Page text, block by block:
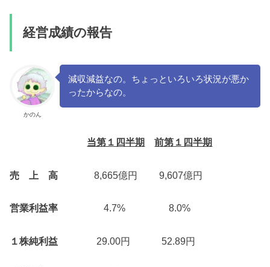
経営成績の報告
かのん
減収減益なの。ちょっといろいろ状況が悪か
ったからなの。
当第１四半期 前第１四半期
売 上 高 8,665億円 9,607億円
営業利益率 4.7% 8.0%
１株純利益 29.00円 52.89円